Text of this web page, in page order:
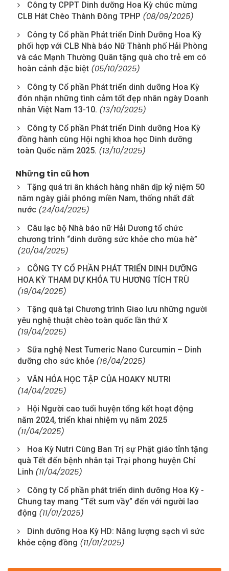
Công ty CPPT Dinh dưỡng Hoa Kỳ chúc mừng
CLB Hát Chèo Thành Đông TPHP (08/09/2025)
Công ty Cổ phần Phát triển Dinh Dưỡng Hoa Kỳ
phối hợp với CLB Nhà báo Nữ Thành phố Hải Phòng
và các Mạnh Thường Quân tặng quà cho trẻ em có
hoàn cảnh đặc biệt (05/10/2025)
Công ty Cổ phần Phát triển dinh dưỡng Hoa Kỳ
đón nhận những tình cảm tốt đẹp nhân ngày Doanh
nhân Việt Nam 13-10. (13/10/2025)
Công ty Cổ phần Phát triển Dinh dưỡng Hoa Kỳ
đồng hành cùng Hội nghị khoa học Dinh dưỡng
toàn Quốc năm 2025. (13/10/2025)
Những tin cũ hơn
Tặng quá tri ân khách hàng nhân dịp kỷ niệm 50
năm ngày giải phóng miền Nam, thống nhất đất
nước (24/04/2025)
Câu lạc bộ Nhà báo nữ Hải Dương tổ chức
chương trình “dinh dưỡng sức khỏe cho mùa hè”
(20/04/2025)
CÔNG TY CỔ PHẦN PHÁT TRIỂN DINH DƯỠNG
HOA KỲ THAM DỰ KHÓA TU HƯƠNG TÍCH TRÙ
(19/04/2025)
Tặng quà tại Chương trình Giao lưu những người
yêu nghệ thuật chèo toàn quốc lần thứ X
(19/04/2025)
Sữa nghệ Nest Tumeric Nano Curcumin – Dinh
dưỡng cho sức khỏe (16/04/2025)
VĂN HÓA HỌC TẬP CỦA HOAKY NUTRI
(14/04/2025)
Hội Người cao tuổi huyện tổng kết hoạt động
năm 2024, triển khai nhiệm vụ năm 2025
(11/04/2025)
Hoa Kỳ Nutri Cùng Ban Trị sự Phật giáo tỉnh tặng
quà Tết đến bệnh nhân tại Trại phong huyện Chí
Linh (11/04/2025)
Công ty Cổ phần phát triển dinh dưỡng Hoa Kỳ -
Chung tay mang “Tết sum vầy” đến với người lao
động (11/01/2025)
Dinh dưỡng Hoa Kỳ HD: Năng lượng sạch vì sức
khỏe cộng đồng (11/01/2025)